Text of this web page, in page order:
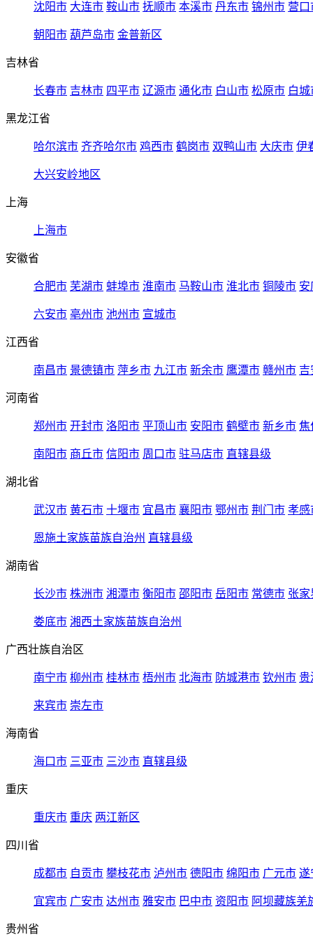
沈阳市 大连市 鞍山市 抚顺市 本溪市 丹东市 锦州市 营口
朝阳市 葫芦岛市 金普新区
吉林省
长春市 吉林市 四平市 辽源市 通化市 白山市 松原市 白城
黑龙江省
哈尔滨市 齐齐哈尔市 鸡西市 鹤岗市 双鸭山市 大庆市 伊
大兴安岭地区
上海
上海市
安徽省
合肥市 芜湖市 蚌埠市 淮南市 马鞍山市 淮北市 铜陵市 安
六安市 亳州市 池州市 宣城市
江西省
南昌市 景德镇市 萍乡市 九江市 新余市 鹰潭市 赣州市 吉
河南省
郑州市 开封市 洛阳市 平顶山市 安阳市 鹤壁市 新乡市 焦
南阳市 商丘市 信阳市 周口市 驻马店市 直辖县级
湖北省
武汉市 黄石市 十堰市 宜昌市 襄阳市 鄂州市 荆门市 孝感
恩施土家族苗族自治州 直辖县级
湖南省
长沙市 株洲市 湘潭市 衡阳市 邵阳市 岳阳市 常德市 张家
娄底市 湘西土家族苗族自治州
广西壮族自治区
南宁市 柳州市 桂林市 梧州市 北海市 防城港市 钦州市 贵
来宾市 崇左市
海南省
海口市 三亚市 三沙市 直辖县级
重庆
重庆市 重庆 两江新区
四川省
成都市 自贡市 攀枝花市 泸州市 德阳市 绵阳市 广元市 遂
宜宾市 广安市 达州市 雅安市 巴中市 资阳市 阿坝藏族羌
贵州省